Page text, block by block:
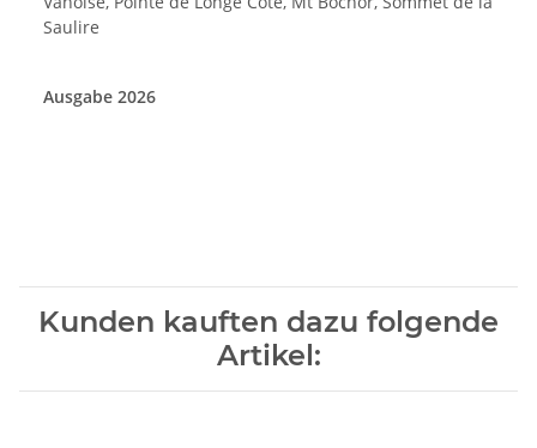
Saulire
Ausgabe 2026
Kunden kauften dazu folgende
Artikel: